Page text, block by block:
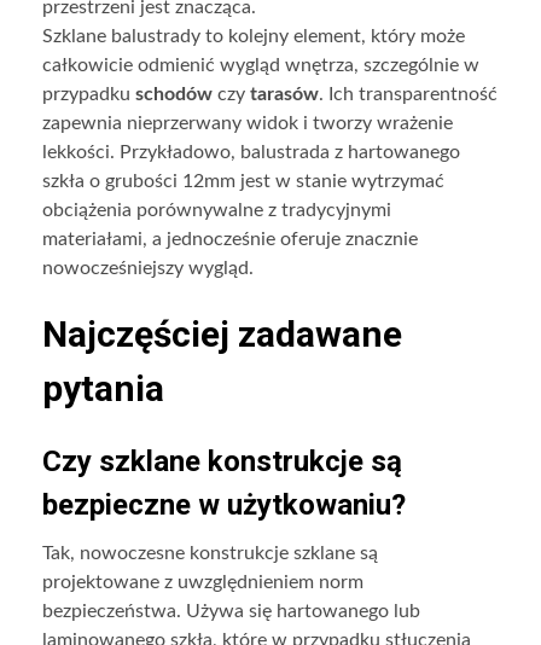
przestrzeni jest znacząca.
Szklane balustrady to kolejny element, który może
całkowicie odmienić wygląd wnętrza, szczególnie w
przypadku schodów czy tarasów. Ich transparentność
zapewnia nieprzerwany widok i tworzy wrażenie
lekkości. Przykładowo, balustrada z hartowanego
szkła o grubości 12mm jest w stanie wytrzymać
obciążenia porównywalne z tradycyjnymi
materiałami, a jednocześnie oferuje znacznie
nowocześniejszy wygląd.
Najczęściej zadawane
pytania
Czy szklane konstrukcje są
bezpieczne w użytkowaniu?
Tak, nowoczesne konstrukcje szklane są
projektowane z uwzględnieniem norm
bezpieczeństwa. Używa się hartowanego lub
laminowanego szkła, które w przypadku stłuczenia